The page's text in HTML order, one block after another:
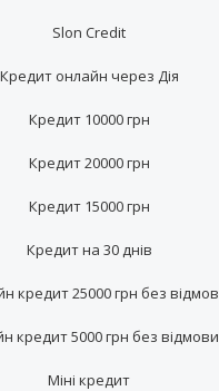
Slon Credit
Кредит онлайн через Дія
Кредит 10000 грн
Кредит 20000 грн
Кредит 15000 грн
Кредит на 30 днів
кредит 25000 грн без відмов
кредит 5000 грн без відмови
Міні кредит